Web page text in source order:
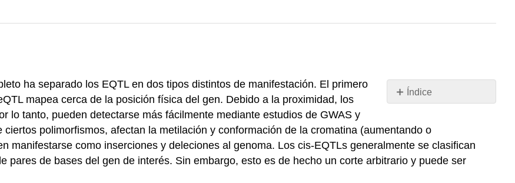
Índice
EQTLS
ha separado los EQTL en dos tipos distintos de manifestación. El primero
mapea cerca de la posición física del gen. Debido a la proximidad, los
lo tanto, pueden detectarse más fácilmente mediante estudios de GWAS y
polimorfismos, afectan la metilación y conformación de la cromatina (aumentando o
manifestarse como inserciones y deleciones al genoma. Los cis-EQTLs generalmente se clasifican
pares de bases del gen de interés. Sin embargo, esto es de hecho un corte arbitrario y puede ser